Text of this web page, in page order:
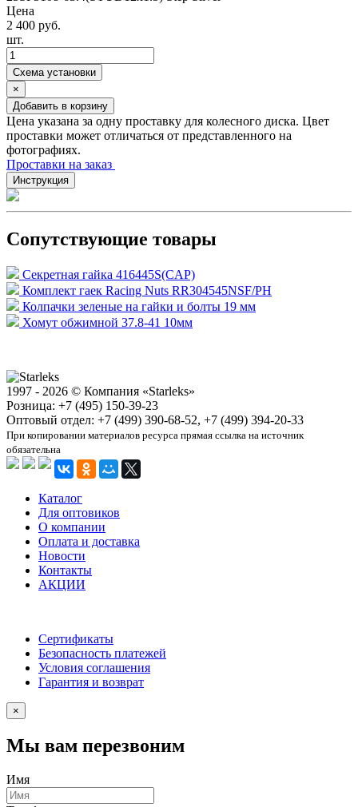
Цена
2 400 руб.
шт.
Схема установки
×
Добавить в корзину
Цена указана за одну проставку для колесного диска. Цвет
проставки может отличаться от представленного на
фотографиях.
Проставки на заказ
Инструкция
Сопутствующие товары
Секретная гайка 416445S(CAP)
Комплект гаек Racing Nuts RR304545NSF/PH
Колпачки зеленые на гайки и болты 19 мм
Хомут обжимной 37.8-41 10мм
1997 - 2026 © Компания «Starleks»
Розница: +7 (495) 150-39-23
Оптовый отдел: +7 (499) 390-68-52, +7 (499) 394-20-33
При копировании материалов ресурса прямая ссылка на источник
обязательна
Каталог
Для оптовиков
О компании
Оплата и доставка
Новости
Контакты
АКЦИИ
Сертификаты
Безопасность платежей
Условия соглашения
Гарантия и возврат
×
Мы вам перезвоним
Имя